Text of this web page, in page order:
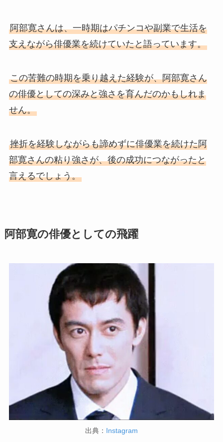
阿部寛さんは、一時期はパチンコや副業で生活を
支えながら俳優業を続けていたと語っています。
この苦難の時期を乗り越えた経験が、阿部寛さん
の俳優としての深みと強さを育んだのかもしれま
せん。
挫折を経験しながらも諦めずに俳優業を続けた阿
部寛さんの粘り強さが、後の成功につながったと
言えるでしょう。
阿部寛の俳優としての飛躍
出典： Instagram